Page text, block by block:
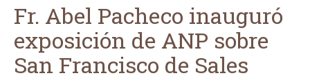
Fr. Abel Pacheco inauguró
exposición de ANP sobre
San Francisco de Sales